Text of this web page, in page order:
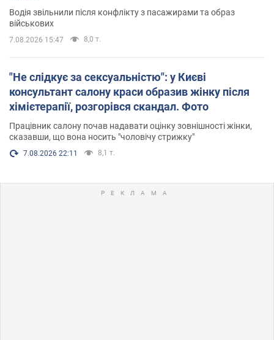
Водія звільнили після конфлікту з пасажирами та образ
військових
7.08.2026 15:47 8,0 т.
"Не слідкує за сексуальністю": у Києві
консультант салону краси образив жінку після
хімієтерапії, розгорівся скандал. Фото
Працівник салону почав надавати оцінку зовнішності жінки,
сказавши, що вона носить "чоловічу стрижку"
7.08.2026 22:11 8,1 т.